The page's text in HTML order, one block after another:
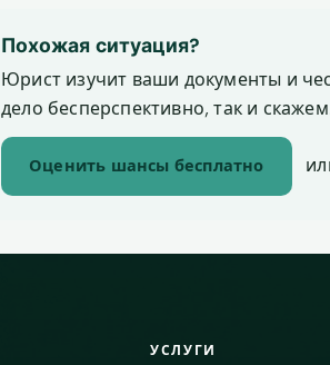
Похожая ситуация?
Юрист изучит ваши документы и
дело бесперспективно, так и
Оценить шансы бесплатно
УСЛУГИ